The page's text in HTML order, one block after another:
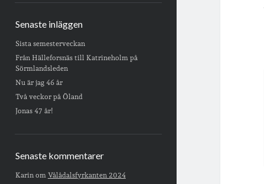
Senaste inläggen
Sista semesterveckan
Från Hälleforsnäs till Katrineholm på
Sörmlandsleden
Nu är jag 46 år
Två veckor på Öland
Jonas 47 år!
Senaste kommentarer
Karin om Vålådalsfyrkanten 2024